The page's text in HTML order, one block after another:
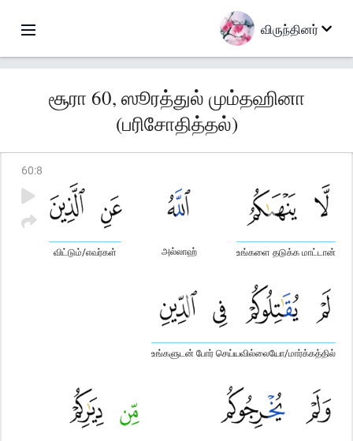
விருந்தினர்
சூரா 60, ஸூரத்துல் மும்தஹினா
(பரிசோதித்தல்)
60:8
உங்களை தடுக்க மாட்டான்
அல்லாஹ்
விட்டும்/எவர்கள்
உங்களுடன் போர் செய்யவில்லையோ/மார்க்கத்தில்